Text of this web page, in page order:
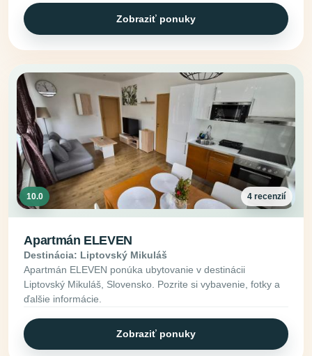
Zobraziť ponuky
10.0 4 recenzií
Apartmán ELEVEN
Destinácia: Liptovský Mikuláš
Apartmán ELEVEN ponúka ubytovanie v destinácii
Liptovský Mikuláš, Slovensko. Pozrite si vybavenie, fotky a
ďalšie informácie.
Zobraziť ponuky